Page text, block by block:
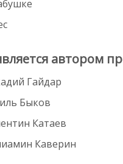
автором
Гайдар
Быков
Катаев
Каверин